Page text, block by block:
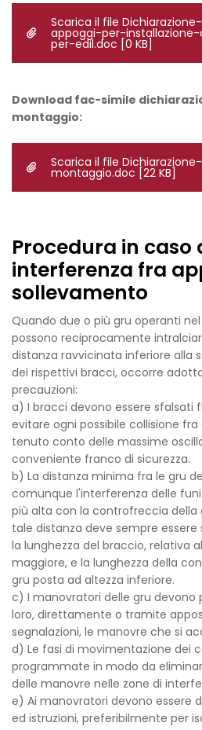
Scarica il file
appoggi-per-
per-edil.doc [0 KB]
Download fac-simile
montaggio:
Scarica il file
montaggio.doc [22 KB]
Procedura in caso
interferenza fra
sollevamento
Quando due o più gru operanti
possono reciprocamente
distanza ravvicinata inferiore alla
dei rispettivi bracci, occorre
precauzioni:
a) I bracci devono essere sfalsati
evitare ogni possibile collisione
tenuto conto delle massime
conveniente franco di sicurezza.
b) La distanza minima fra le gru
comunque l'interferenza delle
più alta con la controfreccia della
tale distanza deve sempre
la lunghezza del braccio, relativa
maggiore, e la lunghezza della
gru posta ad altezza inferiore.
c) I manovratori delle gru
loro, direttamente o tramite
segnalazioni, le manovre che si
d) Le fasi di movimentazione dei
programmate in modo da
delle manovre nelle zone di
e) Ai manovratori devono essere
ed istruzioni, preferibilmente per